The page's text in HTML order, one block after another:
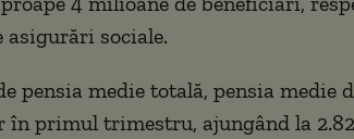
asigurări sociale.
pensia medie totală, pensia medie
în primul trimestru, ajungând la